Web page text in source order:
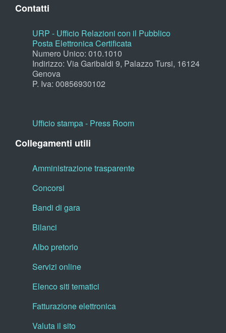
Contatti
URP - Ufficio Relazioni con il Pubblico
Posta Elettronica Certificata
Numero Unico: 010.1010
Indirizzo: Via Garibaldi 9, Palazzo Tursi, 16124
Genova
P. Iva: 00856930102
Ufficio stampa - Press Room
Collegamenti utili
Amministrazione trasparente
Concorsi
Bandi di gara
Bilanci
Albo pretorio
Servizi online
Elenco siti tematici
Fatturazione elettronica
Valuta il sito